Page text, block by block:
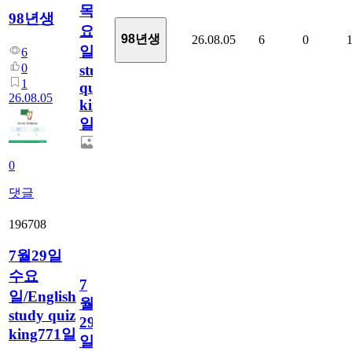
98년생
6
0
1
26.08.05
0
댓글
목
요
일/English
study
quiz
king772
일
98년생 26.08.05 6 0 1
196708
7월29일
수요
일/English
study quiz
king771일
7
월
29
일